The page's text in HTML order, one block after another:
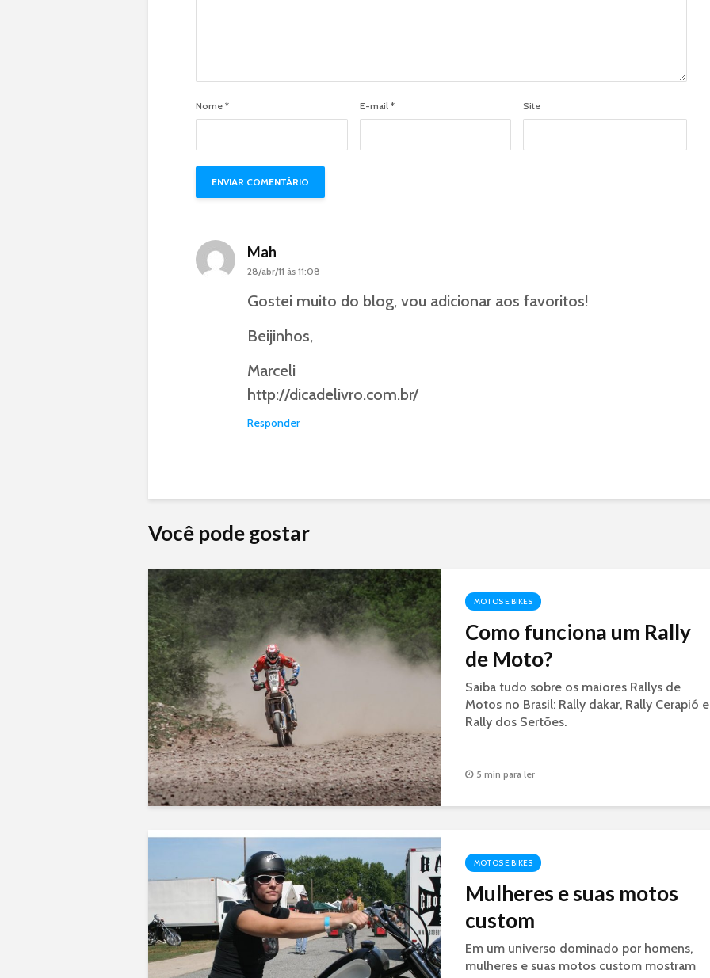
Nome * E-mail * Site
Mah
28/abr/11 às 11:08
Gostei muito do blog, vou adicionar aos favoritos!
Beijinhos,
Marceli
http://dicadelivro.com.br/
Responder
Você pode gostar
MOTOS E BIKES
Como funciona um Rally
de Moto?
Saiba tudo sobre os maiores Rallys de
Motos no Brasil: Rally dakar, Rally Cerapió e
Rally dos Sertões.
5 min para ler
MOTOS E BIKES
Mulheres e suas motos
custom
Em um universo dominado por homens,
mulheres e suas motos custom mostram